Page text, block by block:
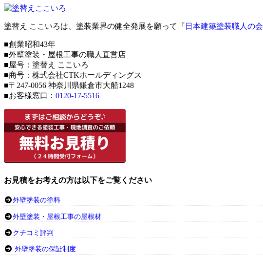
塗替え ここいろは、塗装業界の健全発展を願って『 日本建築塗装職人の会
■創業昭和43年
■外壁塗装・屋根工事の職人直営店
■屋号：塗替え ここいろ
■商号：株式会社CTKホールディングス
■〒247-0056 神奈川県鎌倉市大船1248
■お客様窓口： 0120-17-5516
お見積をお考えの方は以下をご覧ください
外壁塗装の塗料
外壁塗装・屋根工事の屋根材
クチコミ評判
外壁塗装の保証制度